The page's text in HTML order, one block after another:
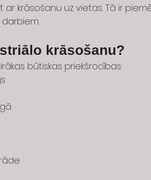
ar krāsošanu uz vietas. Tā ir
krāsošanu?
būtiskas priekšrocības: